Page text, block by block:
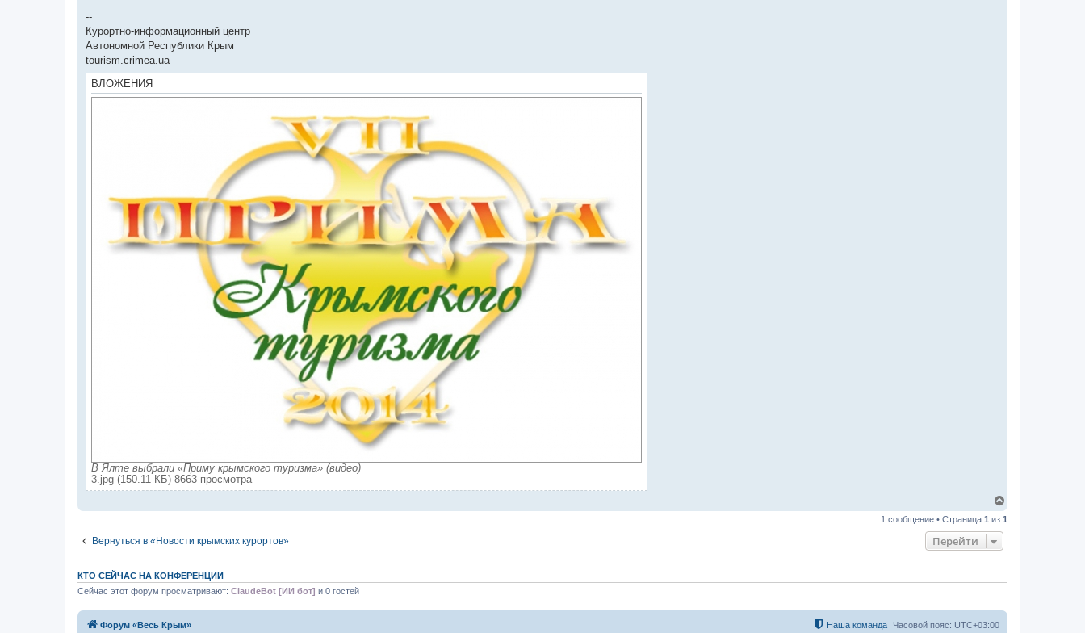
--
Курортно-информационный центр
Автономной Республики Крым
tourism.crimea.ua
ВЛОЖЕНИЯ
В Ялте выбрали «Приму крымского туризма» (видео)
3.jpg (150.11 КБ) 8663 просмотра
р
н
1 сообщение • Страница 1 из 1
Вернуться в «Новости крымских курортов» Перейти
КТО СЕЙЧАС НА КОНФЕРЕНЦИИ
Сейчас этот форум просматривают: ClaudeBot [ИИ бот] и 0 гостей
Форум «Весь Крым» Часовой пояс: UTC+03:00
Наша команда